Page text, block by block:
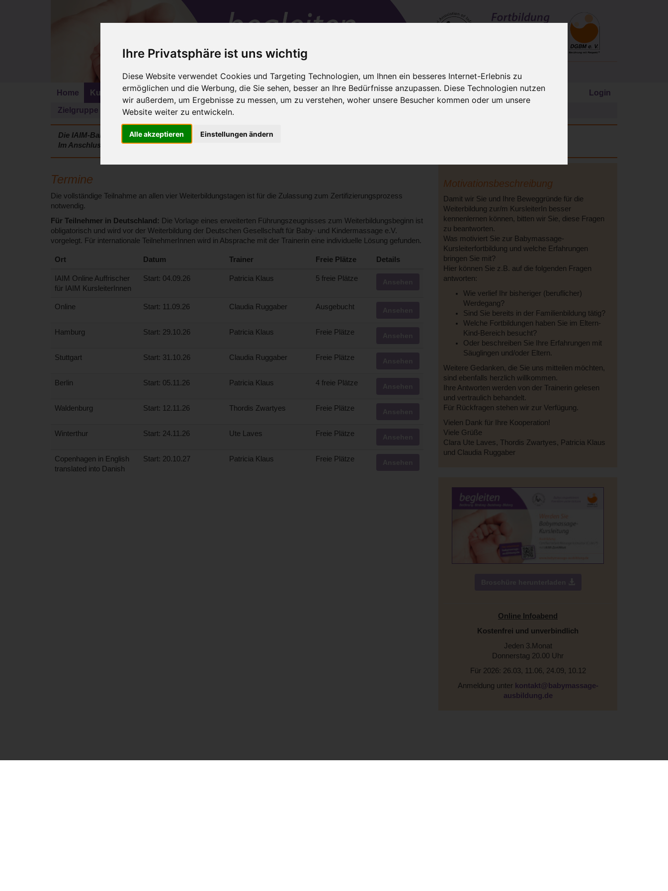
Ihre Privatsphäre ist uns wichtig
Diese Website verwendet Cookies und Targeting Technologien, um Ihnen ein besseres Internet-Erlebnis zu
ermöglichen und die Werbung, die Sie sehen, besser an Ihre Bedürfnisse anzupassen. Diese Technologien nutzen
wir außerdem, um Ergebnisse zu messen, um zu verstehen, woher unsere Besucher kommen oder um unsere
Website weiter zu entwickeln.
Alle akzeptieren Einstellungen ändern
Home KursleiterIn werden Mehr erfahren IAIM-Trainer Netzwerke Für Eltern Login
Zielgruppe Voraussetzungen Inhalte
Die IAIM-Babymassage-KursleiterInnen-Ausbildung umfasst in
Im Anschluss vertiefen Sie imZertifizierungsprozess als zweite Phase
Termine
Die vollständige Teilnahme an allen vier Weiterbildungstagen ist für die Zulassung zum Zertifizierungsprozess
notwendig.
Für Teilnehmer in Deutschland: Die Vorlage eines erweiterten Führungszeugnisses zum Weiterbildungsbeginn ist
obligatorisch und wird vor der Weiterbildung der Deutschen Gesellschaft für Baby- und Kindermassage e.V.
vorgelegt. Für internationale TeilnehmerInnen wird in Absprache mit der Trainerin eine individuelle Lösung gefunden.
Ort Datum Trainer Freie Plätze Details
IAIM Online Auffrischer
für IAIM KursleiterInnen
Start: 04.09.26 Patricia Klaus 5 freie Plätze
Online Start: 11.09.26 Claudia Ruggaber Ausgebucht
Hamburg Start: 29.10.26 Patricia Klaus Freie Plätze
Stuttgart Start: 31.10.26 Claudia Ruggaber Freie Plätze
Berlin Start: 05.11.26 Patricia Klaus 4 freie Plätze
Waldenburg Start: 12.11.26 Thordis Zwartyes Freie Plätze
Winterthur Start: 24.11.26 Ute Laves Freie Plätze
Copenhagen in English
translated into Danish
Start: 20.10.27 Patricia Klaus Freie Plätze
Motivationsbeschreibung
Damit wir Sie und Ihre Beweggründe für die
Weiterbildung zur/m KursleiterIn besser
kennenlernen können, bitten wir Sie, diese Fragen
zu beantworten.
Was motiviert Sie zur Babymassage-
Kursleiterfortbildung und welche Erfahrungen
bringen Sie mit?
Hier können Sie z.B. auf die folgenden Fragen
antworten:
Wie verlief Ihr bisheriger (beruflicher)
Werdegang?
Sind Sie bereits in der Familienbildung tätig?
Welche Fortbildungen haben Sie im Eltern-
Kind-Bereich besucht?
Oder beschreiben Sie Ihre Erfahrungen mit
Säuglingen und/oder Eltern.
Weitere Gedanken, die Sie uns mitteilen möchten,
sind ebenfalls herzlich willkommen.
Ihre Antworten werden von der Trainerin gelesen
und vertraulich behandelt.
Für Rückfragen stehen wir zur Verfügung.
Vielen Dank für Ihre Kooperation!
Viele Grüße
Clara Ute Laves, Thordis Zwartyes, Patricia Klaus
und Claudia Ruggaber
Online Infoabend
Kostenfrei und unverbindlich
Jeden 3.Monat
Donnerstag 20.00 Uhr
Für 2026: 26.03, 11.06, 24.09, 10.12
Anmeldung unter kontakt@babymassage-
ausbildung.de